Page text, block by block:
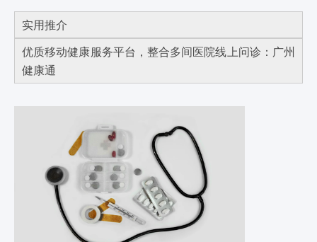
实用推介
优质移动健康服务平台，整合多间医院线上问诊：广州
健康通